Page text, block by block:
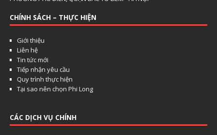
CHÍNH SÁCH – THỰC HIỆN
Giới thiệu
Liên hệ
Tin tức mới
Tiếp nhận yêu cầu
Quy trình thực hiện
Tại sao nên chọn Phi Long
CÁC DỊCH VỤ CHÍNH